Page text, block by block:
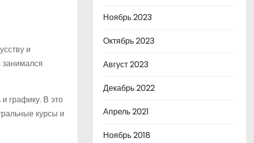
и
занимался
графику. В это
курсы и
Ноябрь 2023
Октябрь 2023
Август 2023
Декабрь 2022
Апрель 2021
Ноябрь 2018